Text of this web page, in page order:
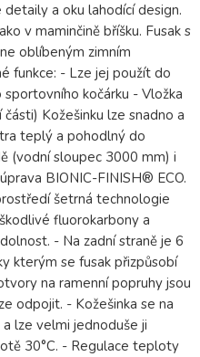
a oku lahodící design.
v maminčině bříšku. Fusak s
oblíbeným zimním
funkce: - Lze jej použít do
kočárku - Vložka
Kožešinku lze snadno a
teplý a pohodlný do
(vodní sloupec 3000 mm) i
BIONIC-FINISH® ECO.
šetrná technologie
fluorokarbony a
- Na zadní straně je 6
kterým se fusak přizpůsobí
na ramenní popruhy jsou
odpojit. - Kožešinka se na
lze velmi jednoduše ji
30°C. - Regulace teploty